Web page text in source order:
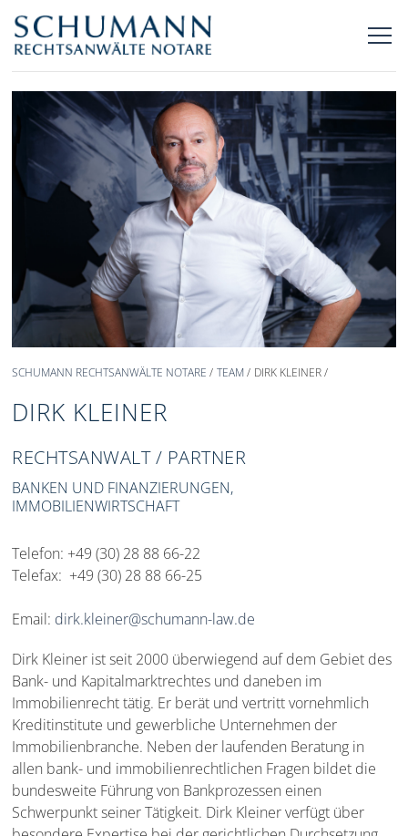
SCHUMANN RECHTSANWÄLTE NOTARE TEAM DIRK KLEINER
DIRK KLEINER
RECHTSANWALT / PARTNER
BANKEN UND FINANZIERUNGEN,
IMMOBILIENWIRTSCHAFT
Telefon: +49 (30) 28 88 66-22
Telefax: +49 (30) 28 88 66-25
Email: dirk.kleiner@schumann-law.de
Dirk Kleiner ist seit 2000 überwiegend auf dem Gebiet des
Bank- und Kapitalmarktrechtes und daneben im
Immobilienrecht tätig. Er berät und vertritt vornehmlich
Kreditinstitute und gewerbliche Unternehmen der
Immobilienbranche. Neben der laufenden Beratung in
allen bank- und immobilienrechtlichen Fragen bildet die
bundesweite Führung von Bankprozessen einen
Schwerpunkt seiner Tätigkeit. Dirk Kleiner verfügt über